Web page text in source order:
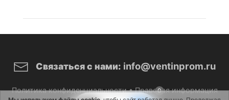
0
Связаться с нами: info@ventinprom.ru
Политика конфиденциальности•Правовая информация